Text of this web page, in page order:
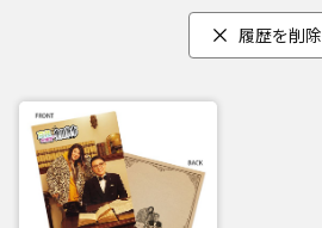
履歴を削除